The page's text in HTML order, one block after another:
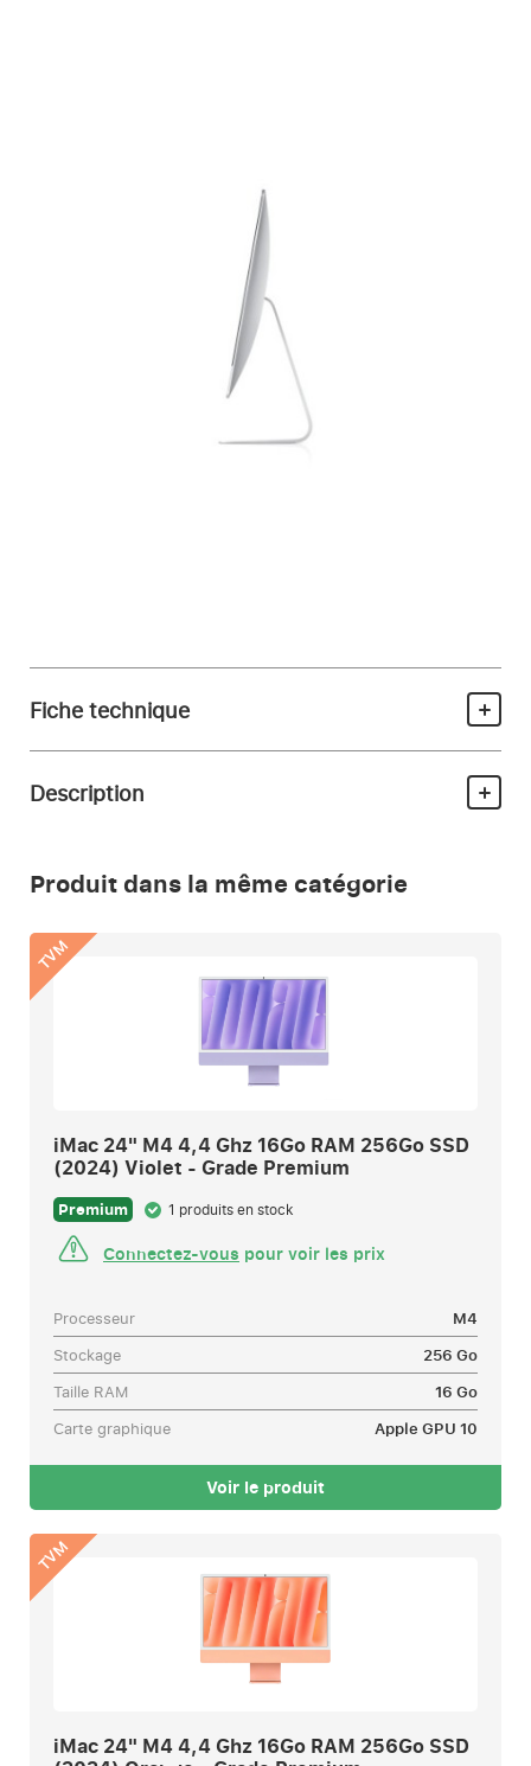
Fiche technique
Description
Produit dans la même catégorie
TVM
iMac 24" M4 4,4 Ghz 16Go RAM 256Go SSD
(2024) Violet - Grade Premium
Premium 1 produits en stock
Connectez-vous pour voir les prix
Processeur
M4
Stockage
256 Go
Taille RAM
16 Go
Carte graphique
Apple GPU 10
Voir le produit
TVM
iMac 24" M4 4,4 Ghz 16Go RAM 256Go SSD